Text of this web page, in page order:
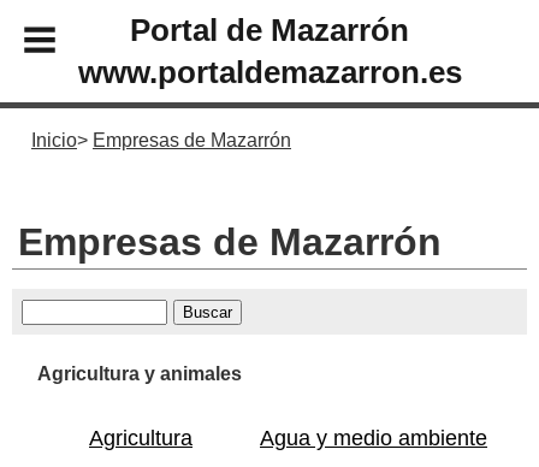
Portal de Mazarrón
www.portaldemazarron.es
Inicio Empresas de Mazarrón
Empresas de Mazarrón
Agricultura y animales
Agricultura
Agua y medio ambiente